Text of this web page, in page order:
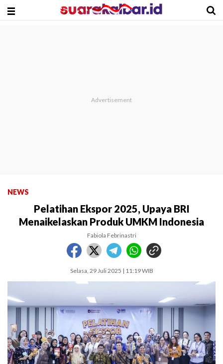
NEWS
Pelatihan Ekspor 2025, Upaya BRI
Menaikelaskan Produk UMKM Indonesia
Fabiola Febrinastri
Selasa, 29 Juli 2025 | 11:19 WIB